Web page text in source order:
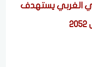
الغربي يستهدف